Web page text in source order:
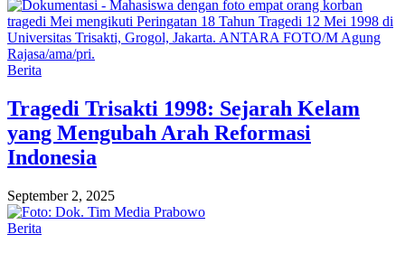
Berita
Tragedi Trisakti 1998: Sejarah Kelam
yang Mengubah Arah Reformasi
Indonesia
September 2, 2025
Berita